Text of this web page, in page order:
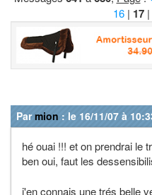
16 | 17 |
Parmion : le 16/11/07 à
hé ouai !!! et on prendrai le
ben oui, faut les
j'en connais une trés belle